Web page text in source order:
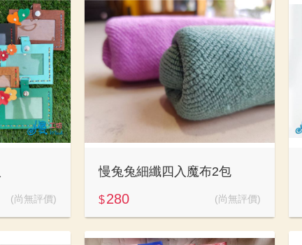
(尚無評價)
慢兔兔細纖四入魔布2包
$ 280 (尚無評價)